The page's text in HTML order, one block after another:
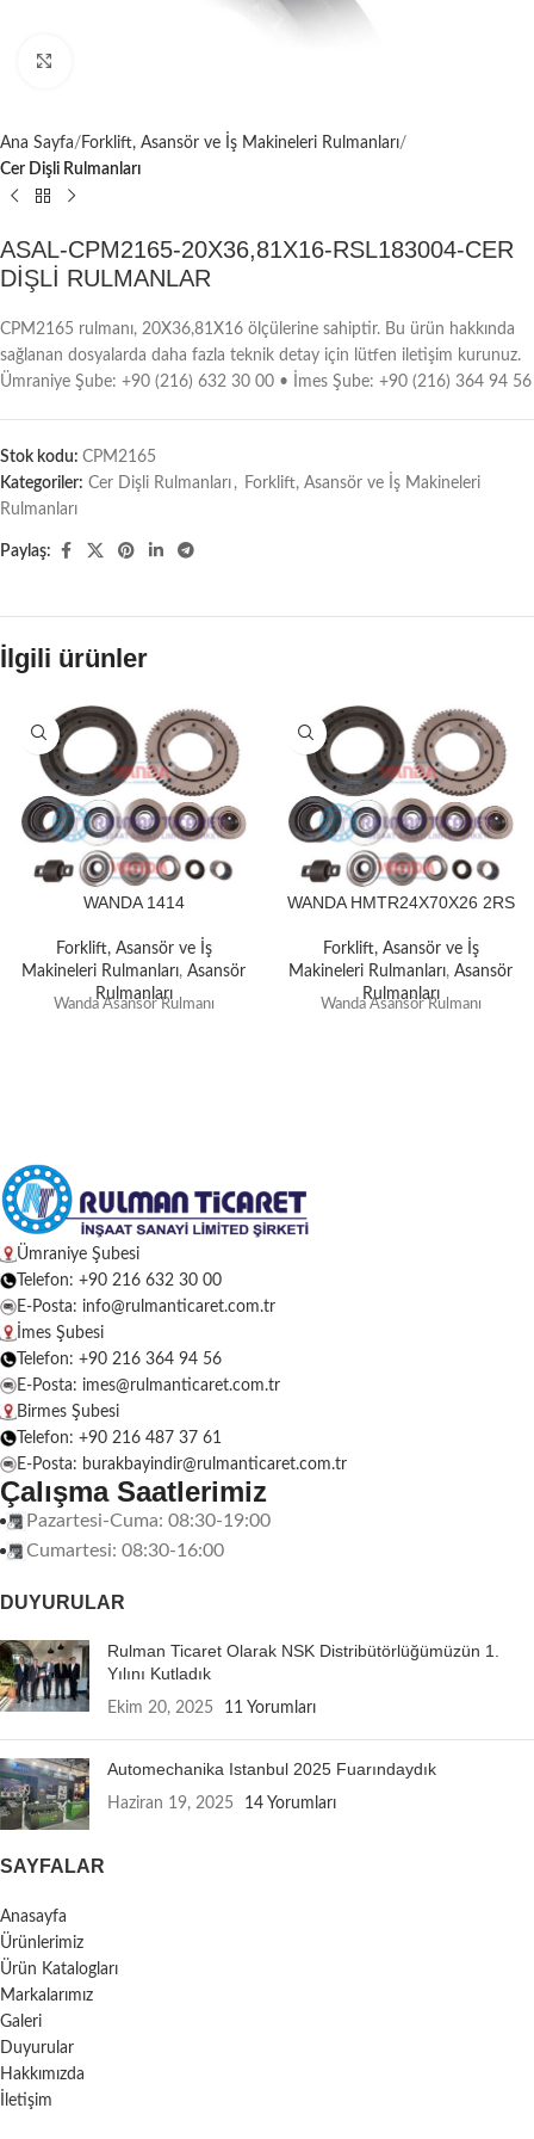
Ana Sayfa
Forklift, Asansör ve İş Makineleri Rulmanları
Cer Dişli Rulmanları
ASAL-CPM2165-20X36,81X16-RSL183004-CER
DİŞLİ RULMANLAR
CPM2165 rulmanı, 20X36,81X16 ölçülerine sahiptir. Bu ürün hakkında
sağlanan dosyalarda daha fazla teknik detay için lütfen iletişim kurunuz.
Ümraniye Şube: +90 (216) 632 30 00 • İmes Şube: +90 (216) 364 94 56
Stok kodu: CPM2165
Kategoriler: Cer Dişli Rulmanları , Forklift, Asansör ve İş Makineleri
Rulmanları
Paylaş:
İlgili ürünler
WANDA 1414
Forklift, Asansör ve İş
Makineleri Rulmanları, Asansör
Rulmanları
Wanda Asansör Rulmanı
WANDA HMTR24X70X26 2RS
Forklift, Asansör ve İş
Makineleri Rulmanları, Asansör
Rulmanları
Wanda Asansör Rulmanı
Ümraniye Şubesi
Telefon: +90 216 632 30 00
E-Posta: info@rulmanticaret.com.tr
İmes Şubesi
Telefon: +90 216 364 94 56
E-Posta: imes@rulmanticaret.com.tr
Birmes Şubesi
Telefon: +90 216 487 37 61
E-Posta: burakbayindir@rulmanticaret.com.tr
Çalışma Saatlerimiz
Pazartesi-Cuma: 08:30-19:00
Cumartesi: 08:30-16:00
DUYURULAR
Rulman Ticaret Olarak NSK Distribütörlüğümüzün 1.
Yılını Kutladık
Ekim 20, 2025 11 Yorumları
Automechanika Istanbul 2025 Fuarındaydık
Haziran 19, 2025 14 Yorumları
SAYFALAR
Anasayfa
Ürünlerimiz
Ürün Katalogları
Markalarımız
Galeri
Duyurular
Hakkımızda
İletişim